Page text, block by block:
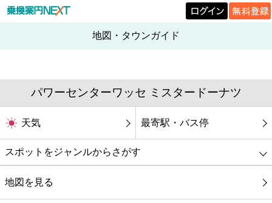
地図・タウンガイド
パワーセンターワッセ ミスタードーナツ
天気 最寄駅・バス停
スポットをジャンルからさがす
グルメ
地図を見る